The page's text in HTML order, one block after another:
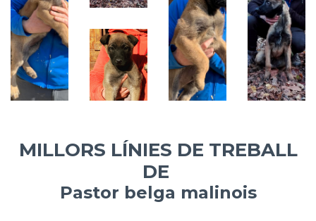
MILLORS LÍNIES DE TREBALL
DE
Pastor belga malinois